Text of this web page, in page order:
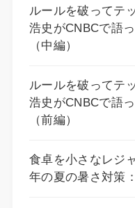
ルールを破ってテ
浩史がCNBCで語
（中編）
ルールを破ってテ
浩史がCNBCで語
（前編）
食卓を小さなレジ
年の夏の暑さ対策